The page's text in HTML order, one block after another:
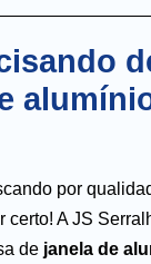
por
certo! A JS
de janela de